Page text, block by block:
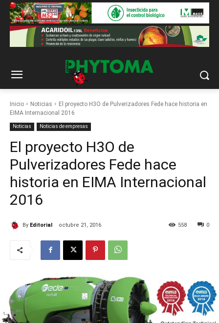
Inicio Noticias
El proyecto H3O de Pulverizadores Fede hace historia en
EIMA Internacional 2016
Noticias Noticias de empresas
El proyecto H3O de
Pulverizadores Fede hace
historia en EIMA Internacional
2016
By Editorial octubre 21, 2016 0
558